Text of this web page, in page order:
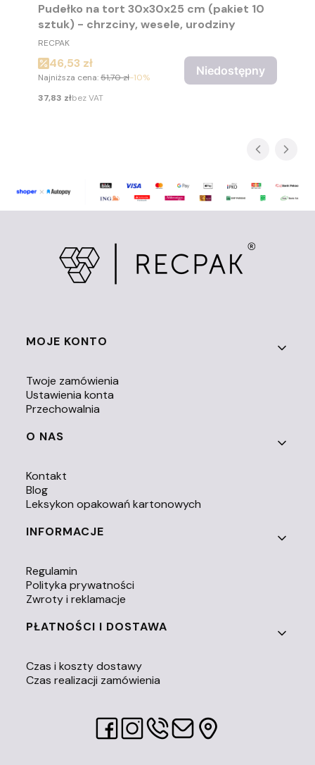
Pudełko na tort 30x30x25 cm (pakiet 10
sztuk) - chrzciny, wesele, urodziny
PRODUCENT
RECPAK
Cena promocyjna
46,53 zł
Najniższa cena:51,70 zł-10%
Cena
37,83 złbez VAT
Niedostępny
Linki w stopce
MOJE KONTO
Twoje zamówienia
Ustawienia konta
Przechowalnia
O NAS
Kontakt
Blog
Leksykon opakowań kartonowych
INFORMACJE
Regulamin
Polityka prywatności
Zwroty i reklamacje
PŁATNOŚCI I DOSTAWA
Czas i koszty dostawy
Czas realizacji zamówienia